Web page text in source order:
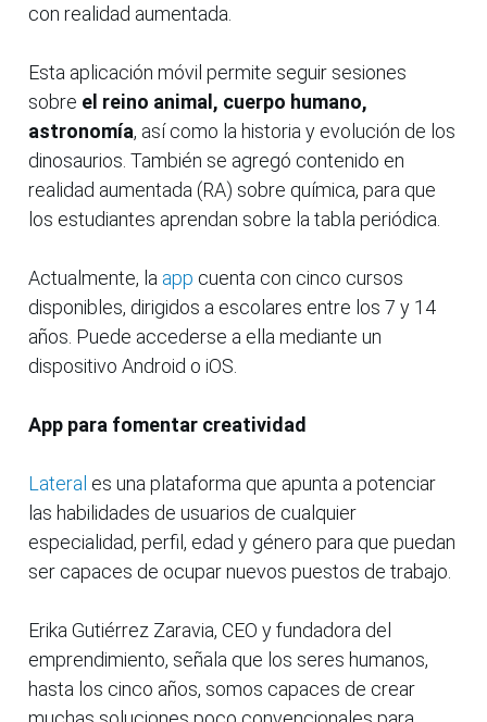
con realidad aumentada.
Esta aplicación móvil permite seguir sesiones
sobre el reino animal, cuerpo humano,
astronomía, así como la historia y evolución de los
dinosaurios. También se agregó contenido en
realidad aumentada (RA) sobre química, para que
los estudiantes aprendan sobre la tabla periódica.
Actualmente, la app cuenta con cinco cursos
disponibles, dirigidos a escolares entre los 7 y 14
años. Puede accederse a ella mediante un
dispositivo Android o iOS.
App para fomentar creatividad
Lateral es una plataforma que apunta a potenciar
las habilidades de usuarios de cualquier
especialidad, perfil, edad y género para que puedan
ser capaces de ocupar nuevos puestos de trabajo.
Erika Gutiérrez Zaravia, CEO y fundadora del
emprendimiento, señala que los seres humanos,
hasta los cinco años, somos capaces de crear